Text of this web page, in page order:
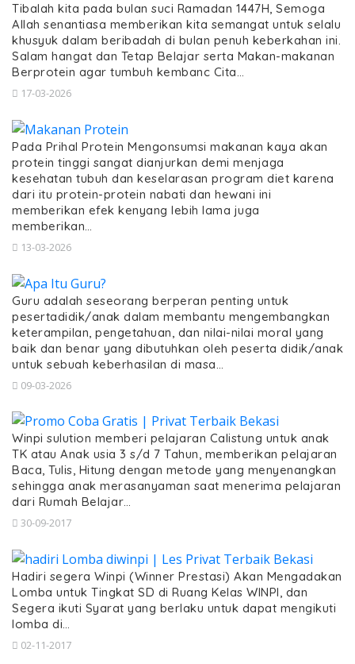
Tibalah kita pada bulan suci Ramadan 1447H, Semoga
Allah senantiasa memberikan kita semangat untuk selalu
khusyuk dalam beribadah di bulan penuh keberkahan ini.
Salam hangat dan Tetap Belajar serta Makan-makanan
Berprotein agar tumbuh kembanc Cita…
17-03-2026
Pada Prihal Protein Mengonsumsi makanan kaya akan
protein tinggi sangat dianjurkan demi menjaga
kesehatan tubuh dan keselarasan program diet karena
dari itu protein-protein nabati dan hewani ini
memberikan efek kenyang lebih lama juga
memberikan…
13-03-2026
Guru adalah seseorang berperan penting untuk
pesertadidik/anak dalam membantu mengembangkan
keterampilan, pengetahuan, dan nilai-nilai moral yang
baik dan benar yang dibutuhkan oleh peserta didik/anak
untuk sebuah keberhasilan di masa…
09-03-2026
Winpi sulution memberi pelajaran Calistung untuk anak
TK atau Anak usia 3 s/d 7 Tahun, memberikan pelajaran
Baca, Tulis, Hitung dengan metode yang menyenangkan
sehingga anak merasanyaman saat menerima pelajaran
dari Rumah Belajar…
30-09-2017
Hadiri segera Winpi (Winner Prestasi) Akan Mengadakan
Lomba untuk Tingkat SD di Ruang Kelas WINPI, dan
Segera ikuti Syarat yang berlaku untuk dapat mengikuti
lomba di…
02-11-2017